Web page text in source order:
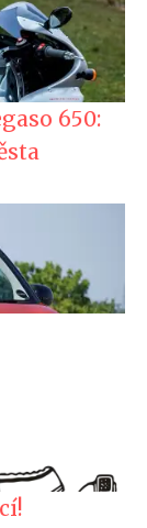
650: